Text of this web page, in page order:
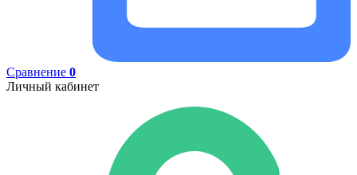
Сравнение 0
Личный кабинет